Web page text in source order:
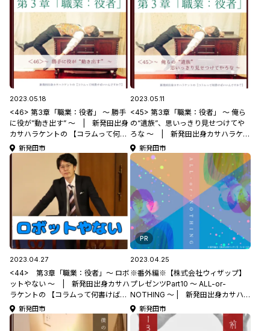
2023.05.18
<46> 第3章「職業：役者」 ～ 勝手
に役が”動き出す” ～ | 新発田出身
カサハラケントの 【コラムって何書
けばいいんですか？】
新発田市
2023.05.11
<45> 第3章「職業：役者」 ～ 俺ら
の“遺族”、思いっきり見せつけてや
ろな ～ | 新発田出身カサハラケン
トの 【コラムって何書けばいいんで
すか？】
新発田市
2023.04.27
<44> 第3章「職業：役者」～ ロボ
ットやない ～ | 新発田出身カサハ
ラケントの 【コラムって何書けばい
いんですか？】
新発田市
PR
2023.04.25
※番外編※【株式会社ウィザップ】
プレゼンツPart10 ～ ALL-or-
NOTHING ～ | 新発田出身カサハラ
ケントの 【コラムって何書けばいい
んですか？】
新発田市